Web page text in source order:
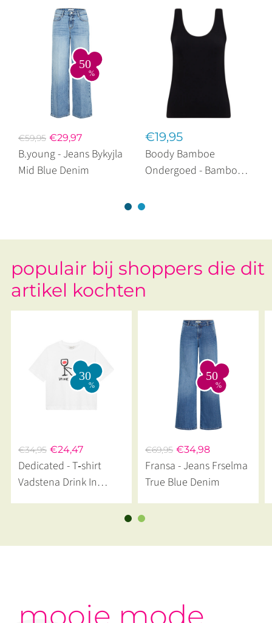
€59,95 €29,97
B.young - Jeans Bykyjla
Mid Blue Denim
€19,95
Boody Bamboe
Ondergoed - Bamboe
populair bij shoppers die dit
artikel kochten
€34,95 €24,47
Dedicated - T‑shirt
Vadstena Drink In
€69,95 €34,98
Fransa - Jeans Frselma
True Blue Denim
mooie mode